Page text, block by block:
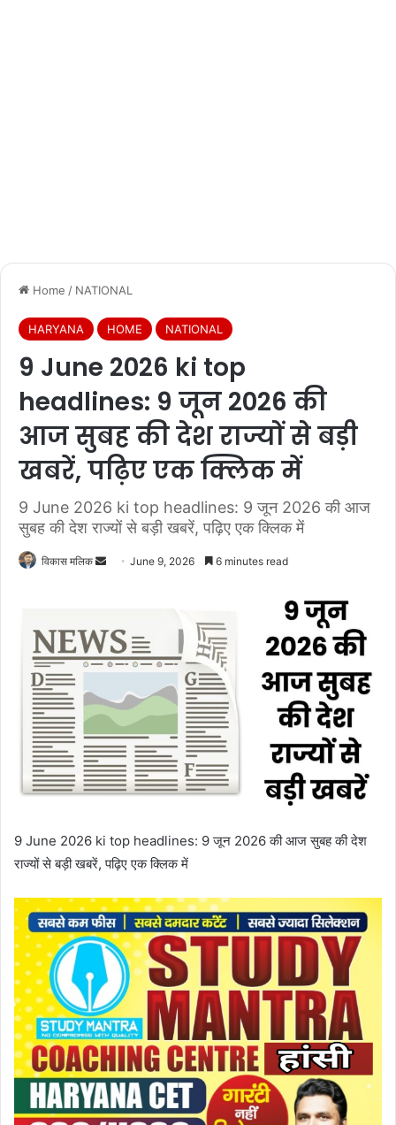
Home / NATIONAL
HARYANA HOME NATIONAL
9 June 2026 ki top
headlines: 9 जून 2026 की
आज सुबह की देश राज्यों से बड़ी
खबरें, पढ़िए एक क्लिक में
9 June 2026 ki top headlines: 9 जून 2026 की आज
सुबह की देश राज्यों से बड़ी खबरें, पढ़िए एक क्लिक में
विकास मलिक
a
n
m
i
l
June 9, 2026 6 minutes read
9 June 2026 ki top headlines: 9 जून 2026 की आज सुबह की देश
राज्यों से बड़ी खबरें, पढ़िए एक क्लिक में